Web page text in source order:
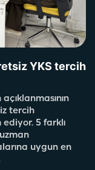
YKS tercih
tercih
ediyor. 5 farklı
uygun en